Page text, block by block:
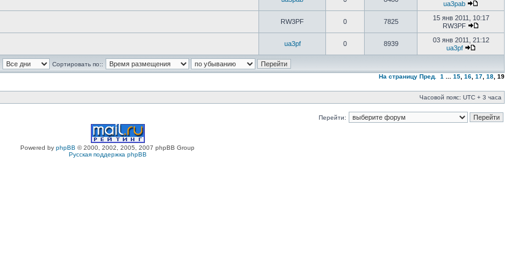
ua3pab
RW3PF 0 7825
15 янв 2011, 10:17
RW3PF
ua3pf 0 8939
03 янв 2011, 21:12
ua3pf
Сортировать по::
На страницу Пред. 1 15 16 17 18 19
Часовой пояс: UTC + 3 часа
Перейти:
Powered by phpBB © 2000, 2002, 2005, 2007 phpBB Group
Русская поддержка phpBB